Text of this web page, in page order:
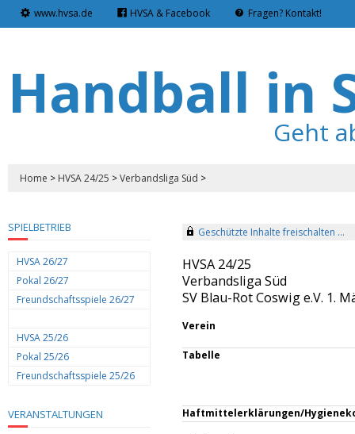
www.hvsa.de HVSA & Facebook Fragen? Kontakt!
Handball in
Geht
Home > HVSA 24/25 >Verbandsliga Süd >
SPIELBETRIEB
HVSA 26/27
Pokal 26/27
Freundschaftsspiele 26/27
HVSA 25/26
Pokal 25/26
Freundschaftsspiele 25/26
VERANSTALTUNGEN
Geschützte Inhalte freischalten ...
HVSA 24/25
Verbandsliga Süd
SV Blau-Rot Coswig e.V. 1.
Verein
Tabelle
Haftmittelerklärungen/